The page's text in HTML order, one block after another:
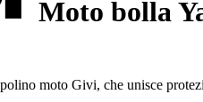
Moto bolla
moto Givi, che unisce